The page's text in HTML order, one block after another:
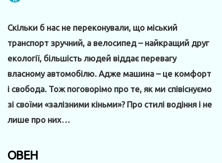
Скільки б нас не переконували, що міський
транспорт зручний, а велосипед – найкращий друг
екології, більшість людей віддає перевагу
власному автомобілю. Адже машина – це комфорт
і свобода. Тож поговорімо про те, як ми співіснуємо
зі своїми «залізними кіньми»? Про стилі водіння і не
лише про них…
ОВЕН